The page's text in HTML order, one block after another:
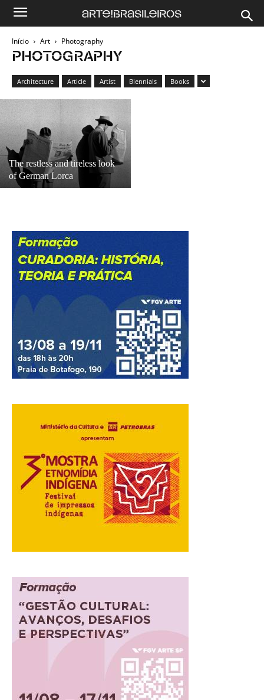
Início Art Photography
PHOTOGRAPHY
Architecture Article Artist Biennials Books
The restless and tireless look
of German Lorca